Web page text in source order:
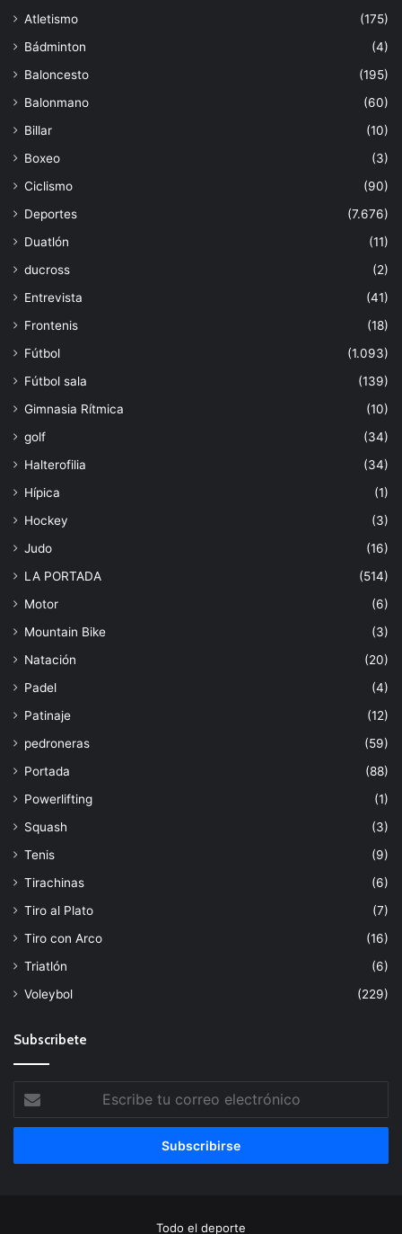
Atletismo
(175)
Bádminton
(4)
Baloncesto
(195)
Balonmano
(60)
Billar
(10)
Boxeo
(3)
Ciclismo
(90)
Deportes
(7.676)
Duatlón
(11)
ducross
(2)
Entrevista
(41)
Frontenis
(18)
Fútbol
(1.093)
Fútbol sala
(139)
Gimnasia Rítmica
(10)
golf
(34)
Halterofilia
(34)
Hípica
(1)
Hockey
(3)
Judo
(16)
LA PORTADA
(514)
Motor
(6)
Mountain Bike
(3)
Natación
(20)
Padel
(4)
Patinaje
(12)
pedroneras
(59)
Portada
(88)
Powerlifting
(1)
Squash
(3)
Tenis
(9)
Tirachinas
(6)
Tiro al Plato
(7)
Tiro con Arco
(16)
Triatlón
(6)
Voleybol
(229)
Subscribete
Escribe
tu
correo
Todo el deporte